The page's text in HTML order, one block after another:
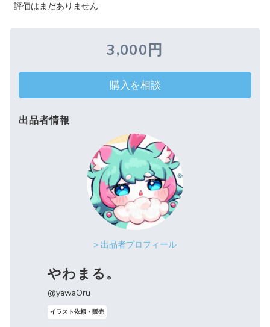
評価はまだありません
3,000円
購入を相談
出品者情報
> 出品者プロフィール
やわまる。
@yawaOru
イラスト依頼・販売